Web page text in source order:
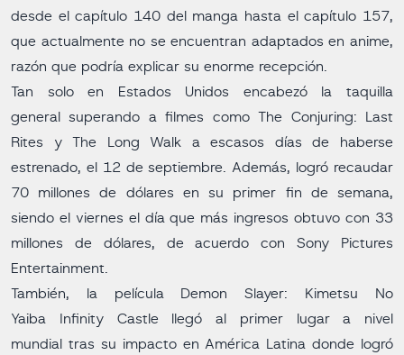
desde el capítulo 140 del manga hasta el capítulo 157,
que actualmente no se encuentran adaptados en anime,
razón que podría explicar su enorme recepción.
Tan solo en Estados Unidos encabezó la taquilla
general superando a filmes como The Conjuring: Last
Rites y The Long Walk a escasos días de haberse
estrenado, el 12 de septiembre. Además, logró recaudar
70 millones de dólares en su primer fin de semana,
siendo el viernes el día que más ingresos obtuvo con 33
millones de dólares, de acuerdo con Sony Pictures
Entertainment.
También, la película Demon Slayer: Kimetsu No
Yaiba Infinity Castle llegó al primer lugar a nivel
mundial tras su impacto en América Latina donde logró